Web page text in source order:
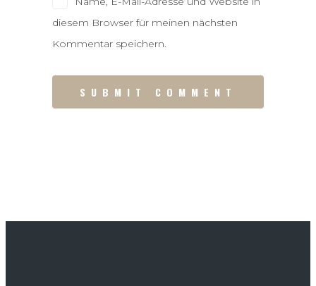
diesem Browser für meinen nächsten
Kommentar speichern.